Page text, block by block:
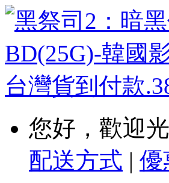
您好，歡迎
配送方式 | 優